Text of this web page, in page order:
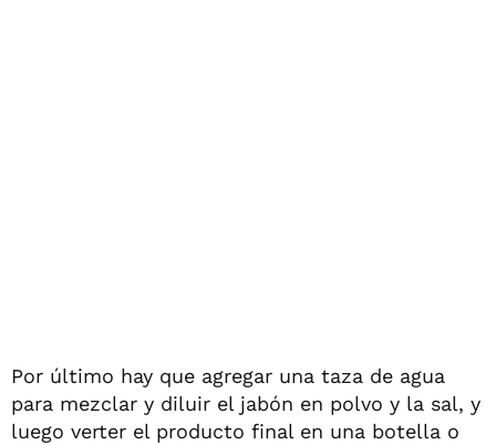
Por último hay que agregar una taza de agua
para mezclar y diluir el jabón en polvo y la sal, y
luego verter el producto final en una botella o